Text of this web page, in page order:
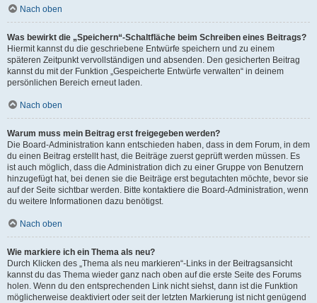
Nach oben
Was bewirkt die „Speichern“-Schaltfläche beim Schreiben eines Beitrags?
Hiermit kannst du die geschriebene Entwürfe speichern und zu einem
späteren Zeitpunkt vervollständigen und absenden. Den gesicherten Beitrag
kannst du mit der Funktion „Gespeicherte Entwürfe verwalten“ in deinem
persönlichen Bereich erneut laden.
Nach oben
Warum muss mein Beitrag erst freigegeben werden?
Die Board-Administration kann entschieden haben, dass in dem Forum, in dem
du einen Beitrag erstellt hast, die Beiträge zuerst geprüft werden müssen. Es
ist auch möglich, dass die Administration dich zu einer Gruppe von Benutzern
hinzugefügt hat, bei denen sie die Beiträge erst begutachten möchte, bevor sie
auf der Seite sichtbar werden. Bitte kontaktiere die Board-Administration, wenn
du weitere Informationen dazu benötigst.
Nach oben
Wie markiere ich ein Thema als neu?
Durch Klicken des „Thema als neu markieren“-Links in der Beitragsansicht
kannst du das Thema wieder ganz nach oben auf die erste Seite des Forums
holen. Wenn du den entsprechenden Link nicht siehst, dann ist die Funktion
möglicherweise deaktiviert oder seit der letzten Markierung ist nicht genügend